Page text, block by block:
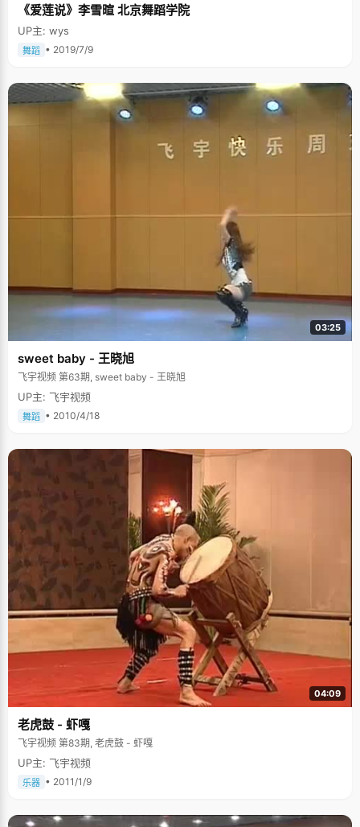
《爱莲说》李雪暄 北京舞蹈学院
UP主: wys
舞蹈 • 2019/7/9
03:25
sweet baby - 王晓旭
飞宇视频 第63期, sweet baby - 王晓旭
UP主: 飞宇视频
舞蹈 • 2010/4/18
04:09
老虎鼓 - 虾嘎
飞宇视频 第83期, 老虎鼓 - 虾嘎
UP主: 飞宇视频
乐器 • 2011/1/9